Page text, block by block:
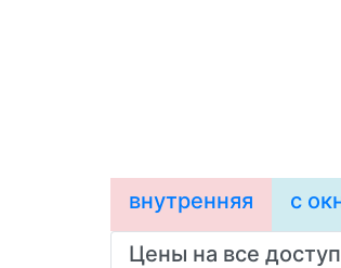
внутренняя с
Цены на все